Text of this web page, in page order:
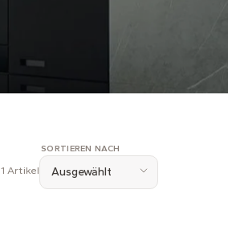
1 Artikel
SORTIEREN NACH
Ausgewählt